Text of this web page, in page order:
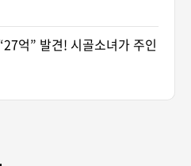
억” 발견! 시골소녀가 주인